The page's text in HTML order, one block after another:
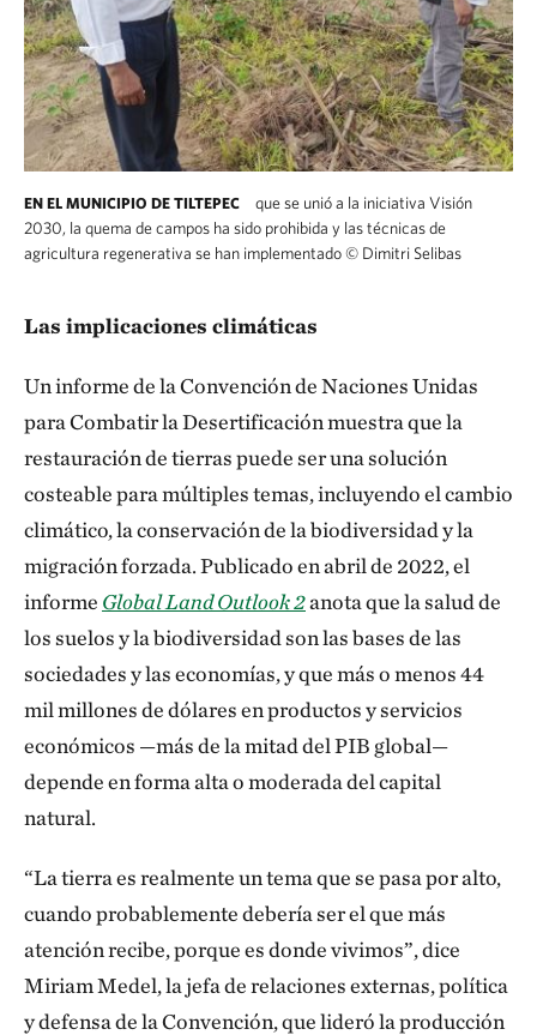
EN EL MUNICIPIO DE TILTEPEC
que se unió a la iniciativa Visión
2030, la quema de campos ha sido prohibida y las técnicas de
agricultura regenerativa se han implementado© Dimitri Selibas
Las implicaciones climáticas
Un informe de la Convención de Naciones Unidas
para Combatir la Desertificación muestra que la
restauración de tierras puede ser una solución
costeable para múltiples temas, incluyendo el cambio
climático, la conservación de la biodiversidad y la
migración forzada. Publicado en abril de 2022, el
informe Global Land Outlook 2anota que la salud de
los suelos y la biodiversidad son las bases de las
sociedades y las economías, y que más o menos 44
mil millones de dólares en productos y servicios
económicos —más de la mitad del PIB global—
depende en forma alta o moderada del capital
natural.
“La tierra es realmente un tema que se pasa por alto,
cuando probablemente debería ser el que más
atención recibe, porque es donde vivimos”, dice
Miriam Medel, la jefa de relaciones externas, política
y defensa de la Convención, que lideró la producción